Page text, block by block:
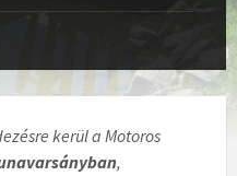
kerül a Motoros
,